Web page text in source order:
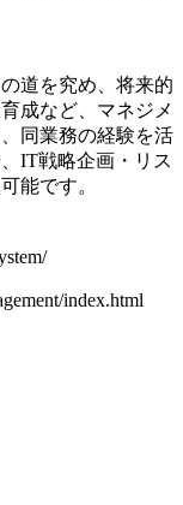
道を究め、将来的
成など、マネジメ
同業務の経験を活
IT戦略企画・リス
能です。
index.html